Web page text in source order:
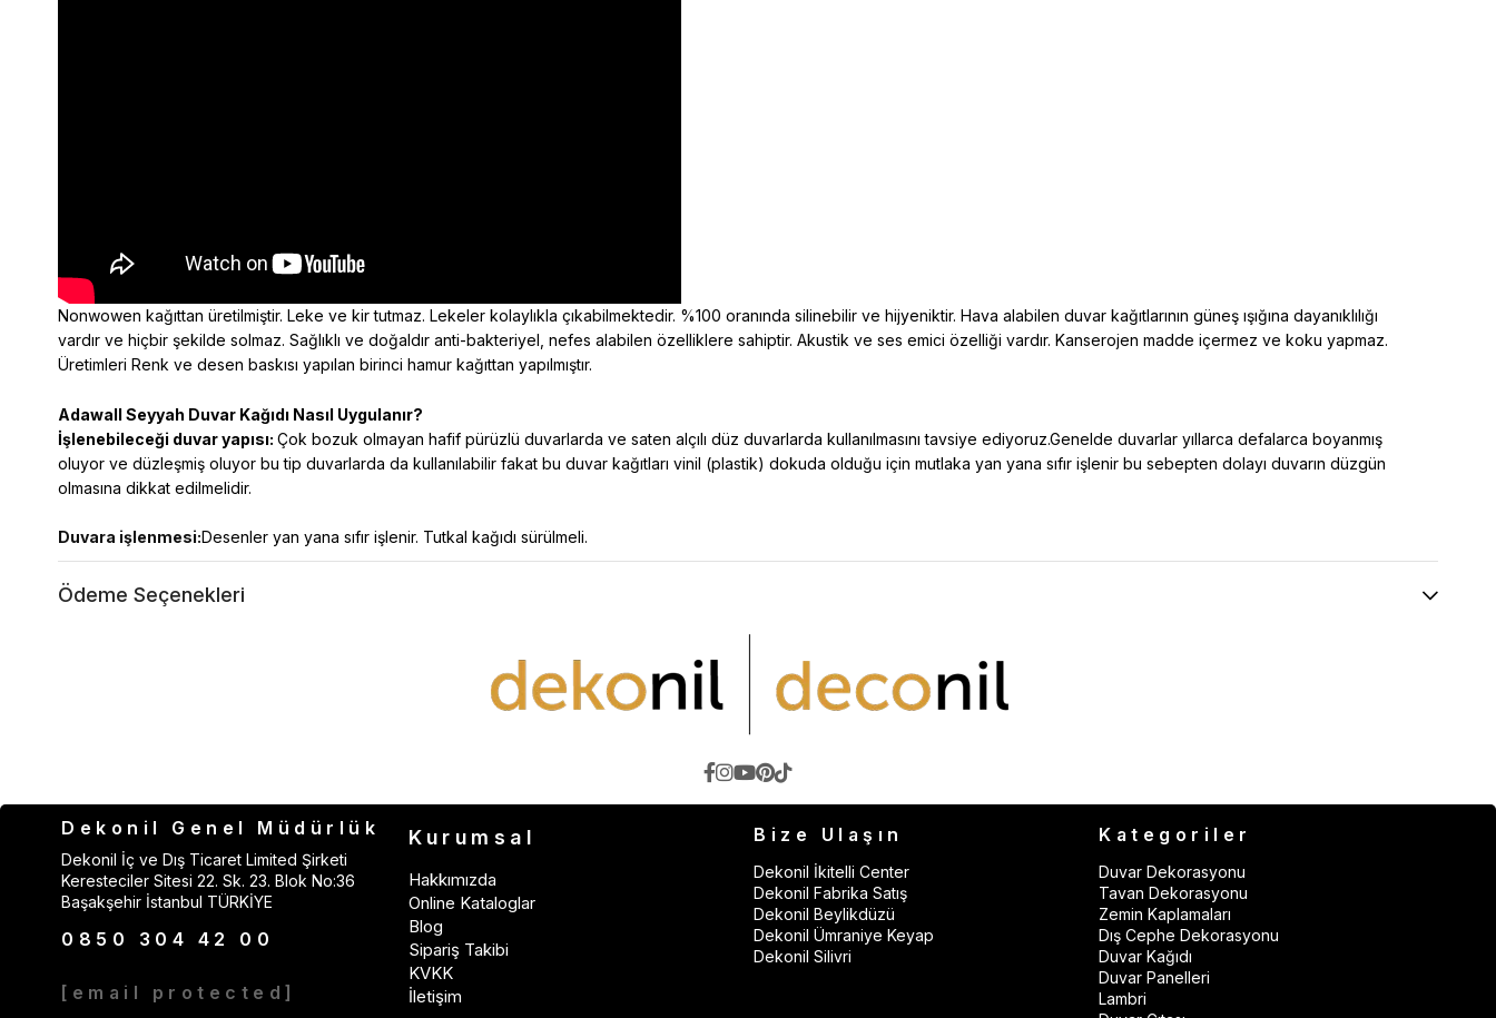
Nonwowen kağıttan üretilmiştir. Leke ve kir tutmaz. Lekeler kolaylıkla çıkabilmektedir. %100 oranında silinebilir ve hijyeniktir. Hava alabilen duvar kağıtlarının güneş ışığına dayanıklılığı
vardır ve hiçbir şekilde solmaz. Sağlıklı ve doğaldır anti-bakteriyel, nefes alabilen özelliklere sahiptir. Akustik ve ses emici özelliği vardır. Kanserojen madde içermez ve koku yapmaz.
Üretimleri Renk ve desen baskısı yapılan birinci hamur kağıttan yapılmıştır.
Adawall Seyyah Duvar Kağıdı Nasıl Uygulanır?
İşlenebileceği duvar yapısı: Çok bozuk olmayan hafif pürüzlü duvarlarda ve saten alçılı düz duvarlarda kullanılmasını tavsiye ediyoruz.Genelde duvarlar yıllarca defalarca boyanmış
oluyor ve düzleşmiş oluyor bu tip duvarlarda da kullanılabilir fakat bu duvar kağıtları vinil (plastik) dokuda olduğu için mutlaka yan yana sıfır işlenir bu sebepten dolayı duvarın düzgün
olmasına dikkat edilmelidir.
Duvara işlenmesi:Desenler yan yana sıfır işlenir. Tutkal kağıdı sürülmeli.
Ödeme Seçenekleri
Dekonil Genel Müdürlük
Dekonil İç ve Dış Ticaret Limited Şirketi
Keresteciler Sitesi 22. Sk. 23. Blok No:36
Başakşehir İstanbul TÜRKİYE
0850 304 42 00
[email protected]
Kurumsal
Hakkımızda
Online Kataloglar
Blog
Sipariş Takibi
KVKK
İletişim
Bize Ulaşın
Dekonil İkitelli Center
Dekonil Fabrika Satış
Dekonil Beylikdüzü
Dekonil Ümraniye Keyap
Dekonil Silivri
Kategoriler
Duvar Dekorasyonu
Tavan Dekorasyonu
Zemin Kaplamaları
Dış Cephe Dekorasyonu
Duvar Kağıdı
Duvar Panelleri
Lambri